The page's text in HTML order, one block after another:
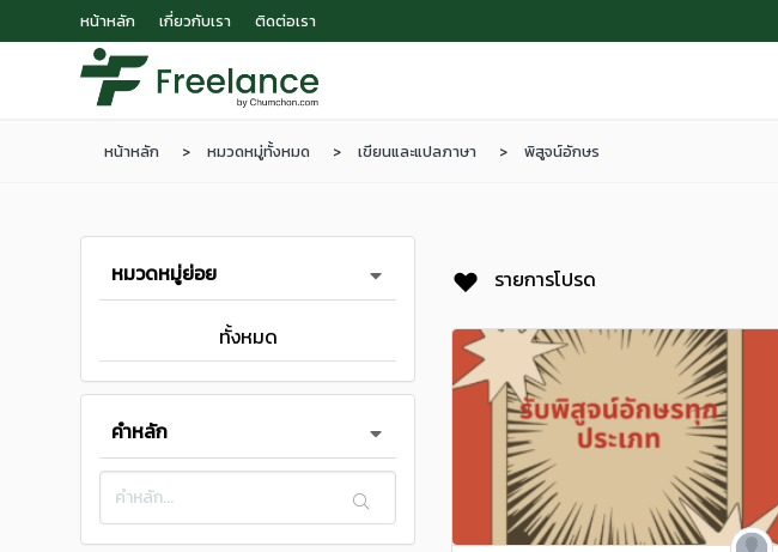
หน้าหลัก เกี่ยวกับเรา ติดต่อเรา
หน้าหลัก หมวดหมู่ทั้งหมด เขียนและแปลภาษา พิสูจน์อักษร
หมวดหมู่ย่อย
ทั้งหมด
คำหลัก
รายการโปรด